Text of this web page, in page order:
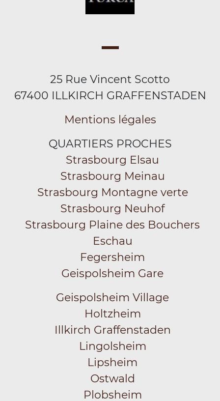
25 Rue Vincent Scotto
67400 ILLKIRCH GRAFFENSTADEN
Mentions légales
QUARTIERS PROCHES
Strasbourg Elsau
Strasbourg Meinau
Strasbourg Montagne verte
Strasbourg Neuhof
Strasbourg Plaine des Bouchers
Eschau
Fegersheim
Geispolsheim Gare
Geispolsheim Village
Holtzheim
Illkirch Graffenstaden
Lingolsheim
Lipsheim
Ostwald
Plobsheim